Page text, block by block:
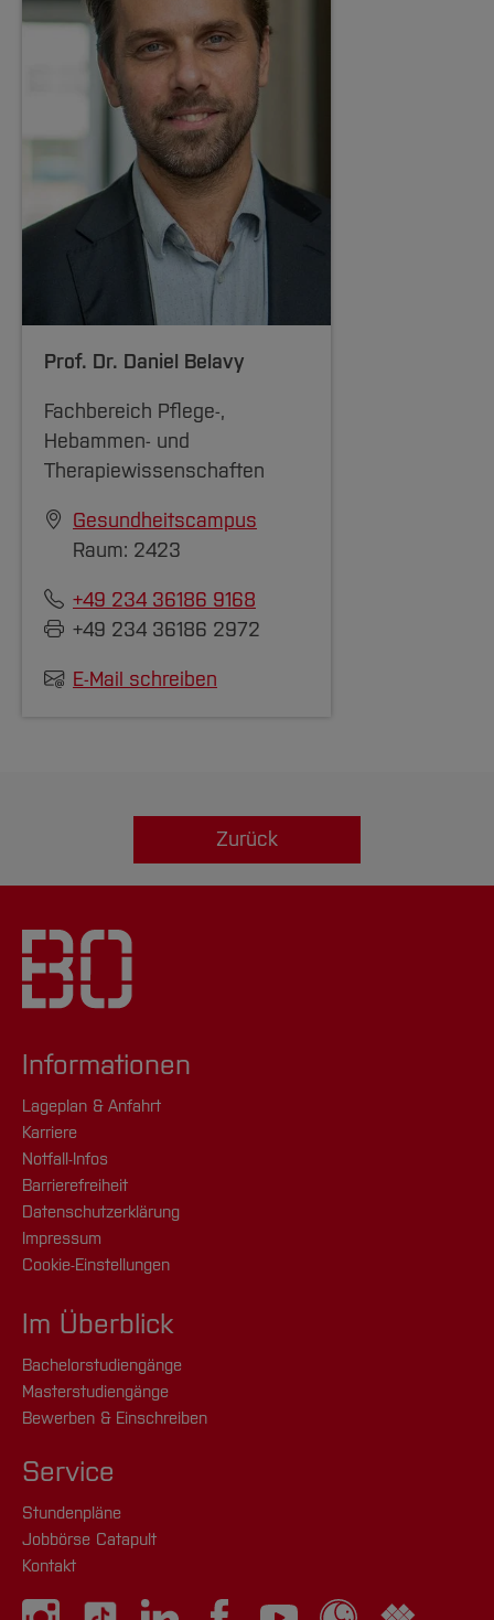
Prof. Dr. Daniel Belavy
Fachbereich Pflege-,
Hebammen- und
Therapiewissenschaften
Gesundheitscampus
Raum: 2423
+49 234 36186 9168
+49 234 36186 2972
E-Mail schreiben
Zurück
Informationen
Lageplan & Anfahrt
Karriere
Notfall-Infos
Barrierefreiheit
Datenschutzerklärung
Impressum
Cookie-Einstellungen
Im Überblick
Bachelorstudiengänge
Masterstudiengänge
Bewerben & Einschreiben
Service
Stundenpläne
Jobbörse Catapult
Kontakt